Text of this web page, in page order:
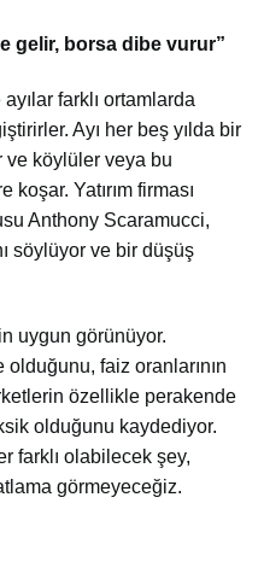
gelir, borsa dibe vurur”
farklı ortamlarda
Ayı her beş yılda bir
ve köylüler veya bu
koşar. Yatırım firması
Anthony Scaramucci,
söylüyor ve bir düşüş
uygun görünüyor.
faiz oranlarının
özellikle perakende
olduğunu kaydediyor.
farklı olabilecek şey,
görmeyeceğiz.